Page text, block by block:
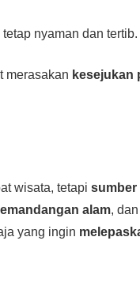
nyaman dan tertib.
merasakan kesejukan
wisata, tetapisumber
alam,
yang ingin